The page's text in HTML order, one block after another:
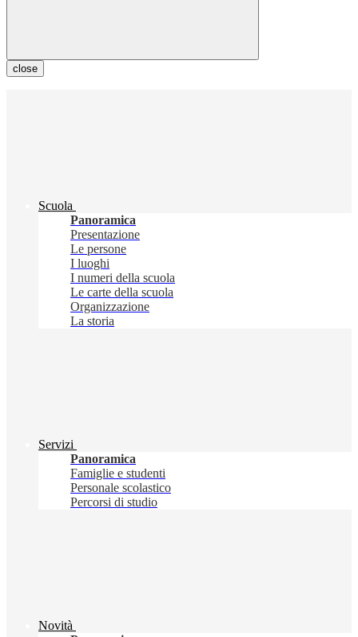
close
Scuola
Panoramica
Presentazione
Le persone
I luoghi
I numeri della scuola
Le carte della scuola
Organizzazione
La storia
Servizi
Panoramica
Famiglie e studenti
Personale scolastico
Percorsi di studio
Novità